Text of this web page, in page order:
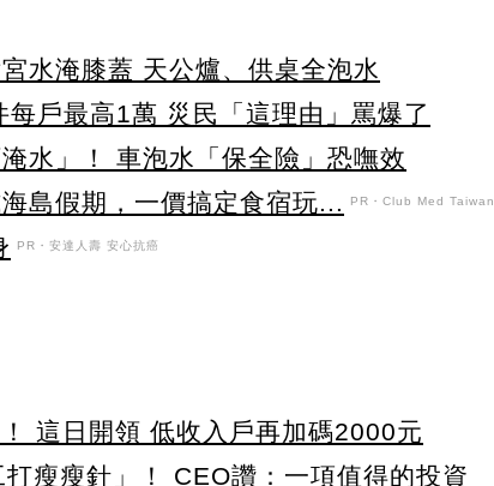
水淹膝蓋 天公爐、供桌全泡水
戶最高1萬 災民「這理由」罵爆了
水」！ 車泡水「保全險」恐嘸效
島假期，一價搞定食宿玩...
PR・Club Med Taiwan
PR・安達人壽 安心抗癌
這日開領 低收入戶再加碼2000元
瘦瘦針」！ CEO讚：一項值得的投資